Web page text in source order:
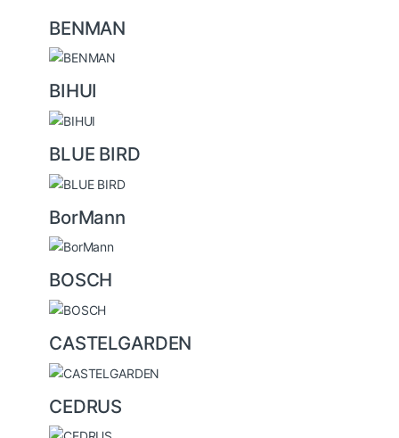
BENMAN
BIHUI
BLUE BIRD
BorMann
BOSCH
CASTELGARDEN
CEDRUS